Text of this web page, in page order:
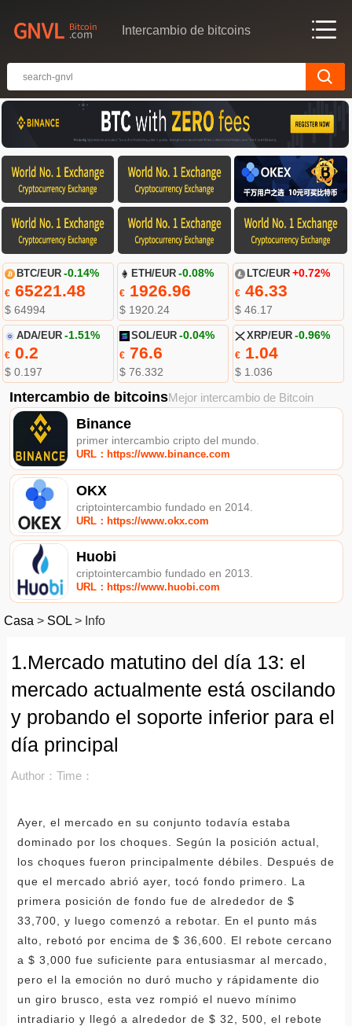
Intercambio de bitcoins
BTC/EUR -0.14%
€65221.48
$ 64994
ETH/EUR -0.08%
€ 1926.96
$ 1920.24
LTC/EUR +0.72%
€46.33
$ 46.17
ADA/EUR -1.51%
€0.2
$ 0.197
SOL/EUR -0.04%
€ 76.6
$ 76.332
XRP/EUR -0.96%
€1.04
$ 1.036
Intercambio de bitcoinsMejor intercambio de Bitcoin
Binance
primer intercambio cripto del mundo.
URL：https://www.binance.com
OKX
criptointercambio fundado en 2014.
URL：https://www.okx.com
Huobi
criptointercambio fundado en 2013.
URL：https://www.huobi.com
Casa > SOL > Info
1.Mercado matutino del día 13: el
mercado actualmente está oscilando
y probando el soporte inferior para el
día principal
Author： Time：
Ayer, el mercado en su conjunto todavía estaba
dominado por los choques. Según la posición actual,
los choques fueron principalmente débiles. Después de
que el mercado abrió ayer, tocó fondo primero. La
primera posición de fondo fue de alrededor de $
33,700, y luego comenzó a rebotar. En el punto más
alto, rebotó por encima de $ 36,600. El rebote cercano
a $ 3,000 fue suficiente para entusiasmar al mercado,
pero el la emoción no duró mucho y rápidamente dio
un giro brusco, esta vez rompió el nuevo mínimo
intradiario y llegó a alrededor de $ 32, 500, el rebote